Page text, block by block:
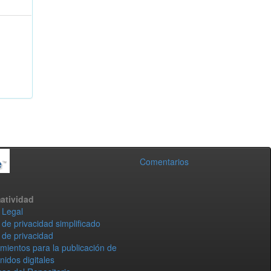
Comentarios
privacidad simplificado
privacidad
para la publicación de
digitales